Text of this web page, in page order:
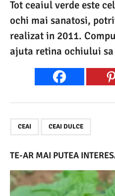
Tot ceaiul verde este
ochi mai sanatosi,
realizat in 2011.
ajuta retina ochiului sa
CEAI CEAI DULCE
TE-AR MAI PUTEA